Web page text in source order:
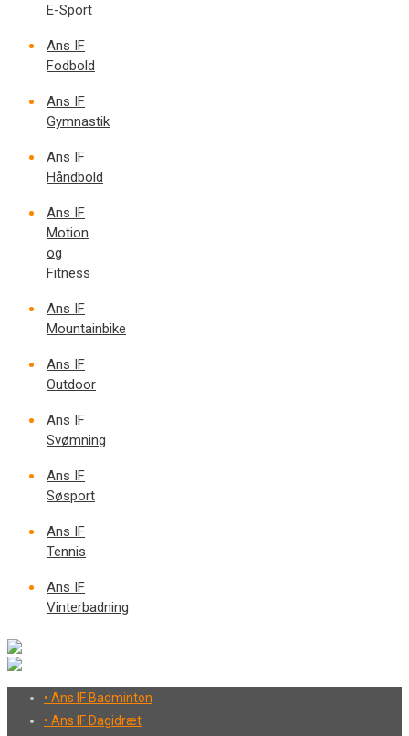
E-Sport
Ans IF
Fodbold
Ans IF
Gymnastik
Ans IF
Håndbold
Ans IF
Motion
og
Fitness
Ans IF
Mountainbike
Ans IF
Outdoor
Ans IF
Svømning
Ans IF
Søsport
Ans IF
Tennis
Ans IF
Vinterbadning
• Ans IF Badminton
• Ans IF Dagidræt